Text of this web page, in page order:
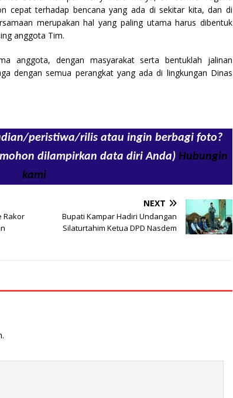
cepat terhadap bencana yang ada di sekitar kita, dan di
merupakan hal yang paling utama harus dibentuk
anggota Tim.
anggota, dengan masyarakat serta bentuklah jalinan
dengan semua perangkat yang ada di lingkungan Dinas
peristiwa/rilis atau ingin berbagi foto?
dilampirkan data diri Anda) Hubungin
kami
Rakor
NEXT
Bupati Kampar Hadiri Undangan
Silaturtahim Ketua DPD Nasdem